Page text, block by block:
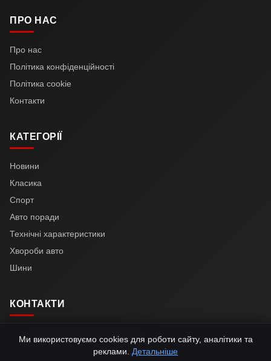
ПРО НАС
Про нас
Політика конфіденційності
Політика cookie
Контакти
КАТЕГОРІЇ
Новини
Класика
Спорт
Авто поради
Технічні характеристики
Хвороби авто
Шини
КОНТАКТИ
Ми використовуємо cookies для роботи сайту, аналітики та
реклами. Детальніше